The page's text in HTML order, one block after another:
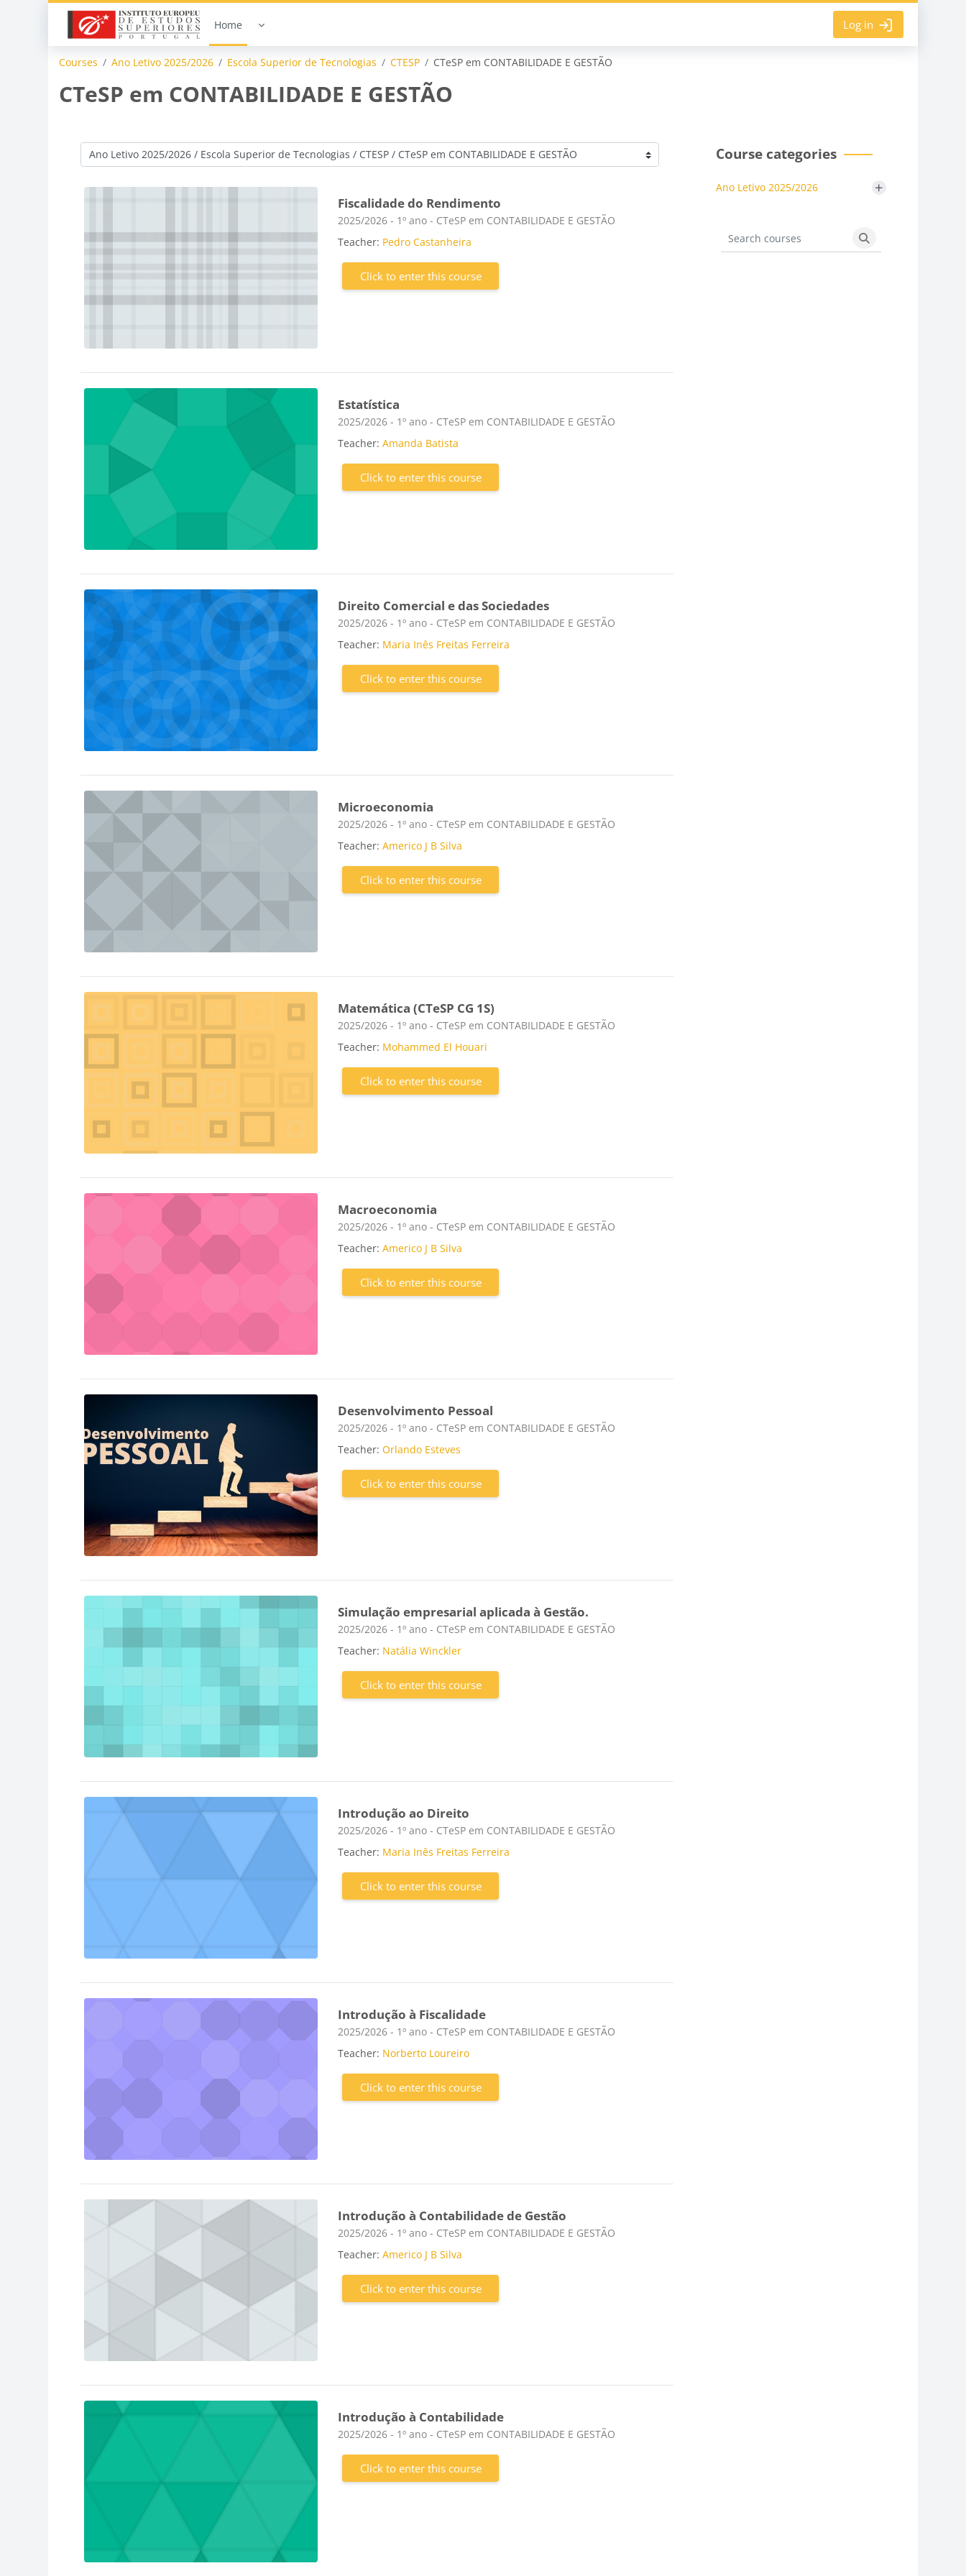
Skip to main content
Home
Log in
Courses Ano Letivo 2025/2026 Escola Superior de Tecnologias CTESP CTeSP em CONTABILIDADE E GESTÃO
CTeSP em CONTABILIDADE E GESTÃO
Course categories
Fiscalidade do Rendimento
Course category
2025/2026 - 1º ano - CTeSP em CONTABILIDADE E GESTÃO
Teacher: Pedro Castanheira
Click to enter this course
Estatística
Course category
2025/2026 - 1º ano - CTeSP em CONTABILIDADE E GESTÃO
Teacher:Amanda Batista
Click to enter this course
Direito Comercial e das Sociedades
Course category
2025/2026 - 1º ano - CTeSP em CONTABILIDADE E GESTÃO
Teacher: Maria Inês Freitas Ferreira
Click to enter this course
Microeconomia
Course category
2025/2026 - 1º ano - CTeSP em CONTABILIDADE E GESTÃO
Teacher:Americo J B Silva
Click to enter this course
Matemática (CTeSP CG 1S)
Course category
2025/2026 - 1º ano - CTeSP em CONTABILIDADE E GESTÃO
Teacher: Mohammed El Houari
Click to enter this course
Macroeconomia
Course category
2025/2026 - 1º ano - CTeSP em CONTABILIDADE E GESTÃO
Teacher:Americo J B Silva
Click to enter this course
Desenvolvimento Pessoal
Course category
2025/2026 - 1º ano - CTeSP em CONTABILIDADE E GESTÃO
Teacher:Orlando Esteves
Click to enter this course
Simulação empresarial aplicada à Gestão.
Course category
2025/2026 - 1º ano - CTeSP em CONTABILIDADE E GESTÃO
Teacher: Natália Winckler
Click to enter this course
Introdução ao Direito
Course category
2025/2026 - 1º ano - CTeSP em CONTABILIDADE E GESTÃO
Teacher: Maria Inês Freitas Ferreira
Click to enter this course
Introdução à Fiscalidade
Course category
2025/2026 - 1º ano - CTeSP em CONTABILIDADE E GESTÃO
Teacher: Norberto Loureiro
Click to enter this course
Introdução à Contabilidade de Gestão
Course category
2025/2026 - 1º ano - CTeSP em CONTABILIDADE E GESTÃO
Teacher:Americo J B Silva
Click to enter this course
Introdução à Contabilidade
Course category
2025/2026 - 1º ano - CTeSP em CONTABILIDADE E GESTÃO
Click to enter this course
Course categories
Ano Letivo 2025/2026 +
Search courses
Search courses